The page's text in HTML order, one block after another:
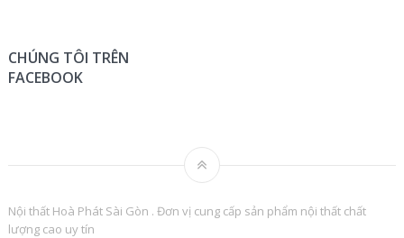
CHÚNG TÔI TRÊN
FACEBOOK
Nội thất Hoà Phát Sài Gòn . Đơn vị cung cấp sản phẩm nội thất chất
lượng cao uy tín